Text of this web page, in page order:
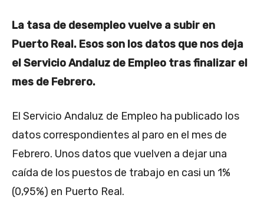
La tasa de desempleo vuelve a subir en
Puerto Real. Esos son los datos que nos deja
el Servicio Andaluz de Empleo tras finalizar el
mes de Febrero.
El Servicio Andaluz de Empleo ha publicado los
datos correspondientes al paro en el mes de
Febrero. Unos datos que vuelven a dejar una
caída de los puestos de trabajo en casi un 1%
(0,95%) en Puerto Real.